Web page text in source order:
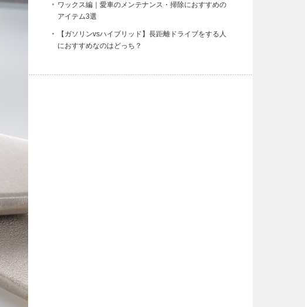
ワックス編｜愛車のメンテナンス・掃除におすすめの
アイテム3選
【ガソリンvsハイブリッド】長距離ドライブをする人
におすすめなのはどっち？